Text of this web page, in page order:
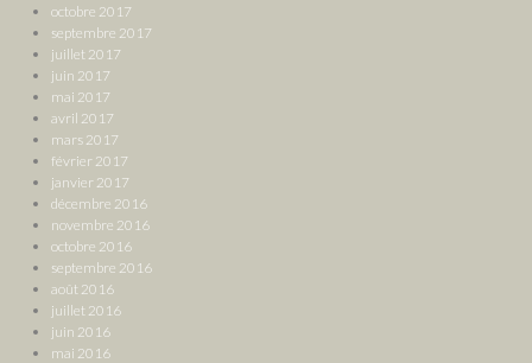
octobre 2017
septembre 2017
juillet 2017
juin 2017
mai 2017
avril 2017
mars 2017
février 2017
janvier 2017
décembre 2016
novembre 2016
octobre 2016
septembre 2016
août 2016
juillet 2016
juin 2016
mai 2016